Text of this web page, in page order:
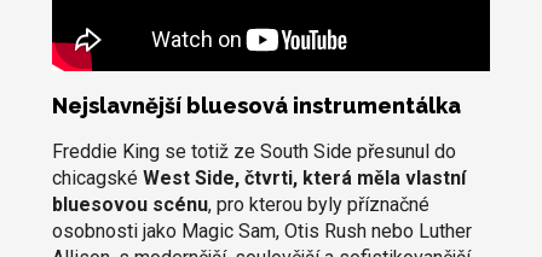
Nejslavnější bluesová instrumentálka
Freddie King se totiž ze South Side přesunul do
chicagské West Side, čtvrti, která měla vlastní
bluesovou scénu, pro kterou byly příznačné
osobnosti jako Magic Sam, Otis Rush nebo Luther